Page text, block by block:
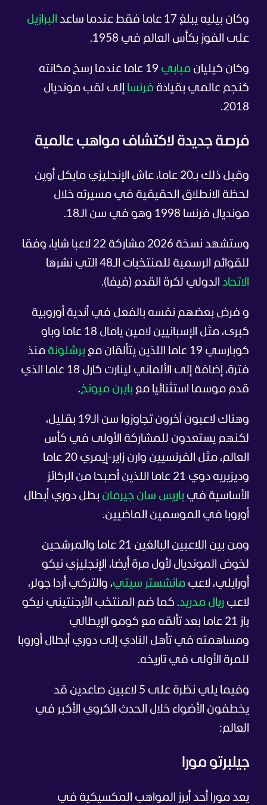
وكان بيليه يبلغ 17 عاما فقط عندما ساعد
البرازيل
على الفوز بكأس العالم في 1958.
وكان كيليان مبابي
19 عاما عندما رسخ مكانته
كنجم عالمي بقيادة فرنسا إلى لقب مونديال
2018.
فرصة جديدة لاكتشاف مواهب عالمية
وقبل ذلك بـ20 عاما، عاش الإنجليزي مايكل أوين
لحظة الانطلاق الحقيقية في مسيرته خلال
مونديال فرنسا 1998 وهو في سن الـ18.
وستشهد نسخة 2026 مشاركة 22 لاعبا شابا، وفقا
للقوائم الرسمية للمنتخبات الـ48 التي نشرها
الاتحاد الدولي لكرة القدم (فيفا).
و فرض بعضهم نفسه بالفعل في أندية أوروبية
كبرى، مثل الإسبانيين لامين يامال 18 عاما وباو
كوبارسي 19 عاما اللذين يتألقان مع
برشلونة منذ
فترة، إضافة إلى الألماني لينارت كارل 18 عاما الذي
قدم موسما استثنائيا مع بايرن ميونخ.
وهناك لاعبون آخرون تجاوزوا سن الـ19 بقليل،
لكنهم يستعدون للمشاركة الأولى في كأس
العالم، مثل الفرنسيين وارن زاير-إيمري 20 عاما
وديزيريه دوي 21 عاما اللذين أصبحا من الركائز
الأساسية في باريس سان جيرمان بطل دوري أبطال
أوروبا في الموسمين الماضيين.
ومن بين اللاعبين البالغين 21 عاما والمرشحين
لخوض المونديال لأول مرة أيضا، الإنجليزي نيكو
أورايلي، لاعب مانشستر سيتي، والتركي أردا جولر،
لاعب ريال مدريد. كما ضم المنتخب الأرجنتيني نيكو
باز 21 عاما بعد تألقه مع كومو الإيطالي
ومساهمته في تأهل النادي إلى دوري أبطال أوروبا
للمرة الأولى في تاريخه.
وفيما يلي نظرة على 5 لاعبين صاعدين قد
يخطفون الأضواء خلال الحدث الكروي الأكبر في
العالم:
جيلبرتو مورا
يعد مورا أحد أبرز المواهب المكسيكية في